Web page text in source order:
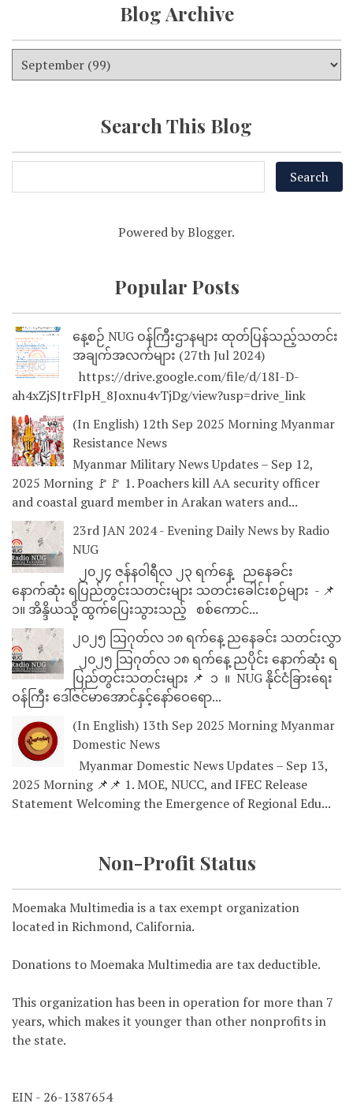
Blog Archive
Search This Blog
Powered byBlogger.
Popular Posts
နေ့စဉ် NUG ဝန်ကြီးဌာနများ ထုတ်ပြန်သည့်သတင်း
အချက်အလက်များ (27th Jul 2024)
https://drive.google.com/file/d/18I-D-
ah4xZjSJtrFlpH_8Joxnu4vTjDg/view?usp=drive_link
(In English) 12th Sep 2025 Morning Myanmar
Resistance News
Myanmar Military News Updates – Sep 12,
2025 Morning 🚩🚩 1. Poachers kill AA security officer
and coastal guard member in Arakan waters and...
23rd JAN 2024 - Evening Daily News by Radio
NUG
၂၀၂၄ ဇန်နဝါရီလ ၂၃ ရက်နေ့ ညနေခင်း
နောက်ဆုံး ရပြည်တွင်းသတင်းများ သတင်းခေါင်းစဉ်များ - 📌
၁။ အိန္ဒိယသို့ ထွက်ပြေးသွားသည့် စစ်ကောင်...
၂၀၂၅ သြဂုတ်လ ၁၈ ရက်နေ့ ညနေခင်း သတင်းလွှာ
၂၀၂၅ သြဂုတ်လ ၁၈ ရက်နေ့ ညပိုင်း နောက်ဆုံး ရ
ပြည်တွင်းသတင်းများ 📌 ⁨⁨⁨⁨ ၁ ⁨ ။ ⁨ NUG နိုင်ငံခြားရေး
ဝန်ကြီး ဒေါ်ဇင်မာအောင်နှင့်နော်ဝေရော...
(In English) 13th Sep 2025 Morning Myanmar
Domestic News
Myanmar Domestic News Updates – Sep 13,
2025 Morning 📌📌 1. MOE, NUCC, and IFEC Release
Statement Welcoming the Emergence of Regional Edu...
Non-Profit Status
Moemaka Multimedia is a tax exempt organization
located in Richmond, California.
Donations to Moemaka Multimedia are tax deductible.
This organization has been in operation for more than 7
years, which makes it younger than other nonprofits in
the state.
EIN - 26-1387654